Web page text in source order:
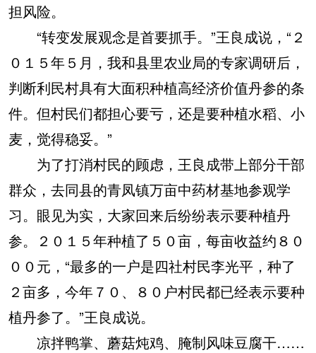
担风险。
“转变发展观念是首要抓手。”王良成说，“２
０１５年５月，我和县里农业局的专家调研后，
判断利民村具有大面积种植高经济价值丹参的条
件。但村民们都担心要亏，还是要种植水稻、小
麦，觉得稳妥。”
为了打消村民的顾虑，王良成带上部分干部
群众，去同县的青凤镇万亩中药材基地参观学
习。眼见为实，大家回来后纷纷表示要种植丹
参。２０１５年种植了５０亩，每亩收益约８０
００元，“最多的一户是四社村民李光平，种了
２亩多，今年７０、８０户村民都已经表示要种
植丹参了。”王良成说。
凉拌鸭掌、蘑菇炖鸡、腌制风味豆腐干……